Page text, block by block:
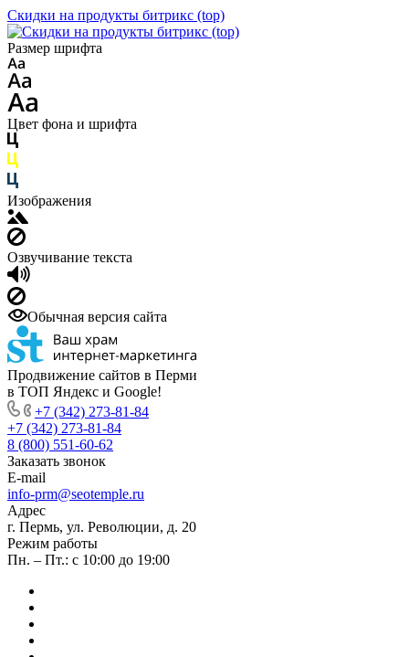
Скидки на продукты битрикс (top)
Размер шрифта
Цвет фона и шрифта
Изображения
Озвучивание текста
Обычная версия сайта
Продвижение сайтов в Перми
в ТОП Яндекс и Google!
+7 (342) 273-81-84
+7 (342) 273-81-84
8 (800) 551-60-62
Заказать звонок
E-mail
info-prm@seotemple.ru
Адрес
г. Пермь, ул. Революции, д. 20
Режим работы
Пн. – Пт.: с 10:00 до 19:00